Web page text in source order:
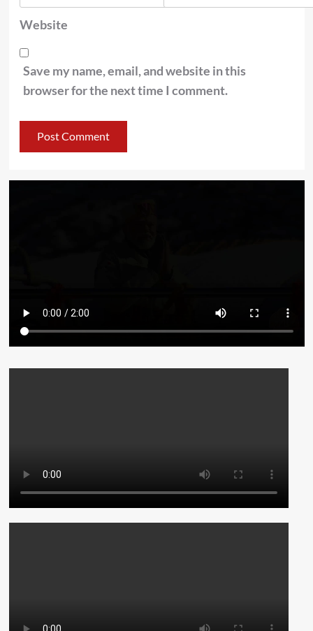
Website
Save my name, email, and website in this
browser for the next time I comment.